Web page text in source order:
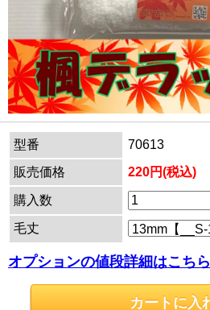
型番
70613
販売価格
220円(税込)
購入数
毛丈
オプションの値段詳細はこちら